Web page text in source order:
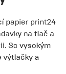
papier print24
na tlač a
So vysokým
výtlačky a